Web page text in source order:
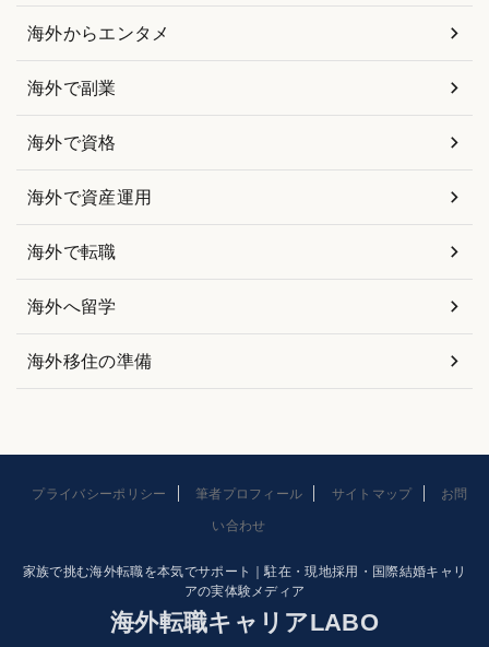
海外からエンタメ
海外で副業
海外で資格
海外で資産運用
海外で転職
海外へ留学
海外移住の準備
プライバシーポリシー 筆者プロフィール サイトマップ
お問
い合わせ
家族で挑む海外転職を本気でサポート｜駐在・現地採用・国際結婚キャリ
アの実体験メディア
海外転職キャリアLABO